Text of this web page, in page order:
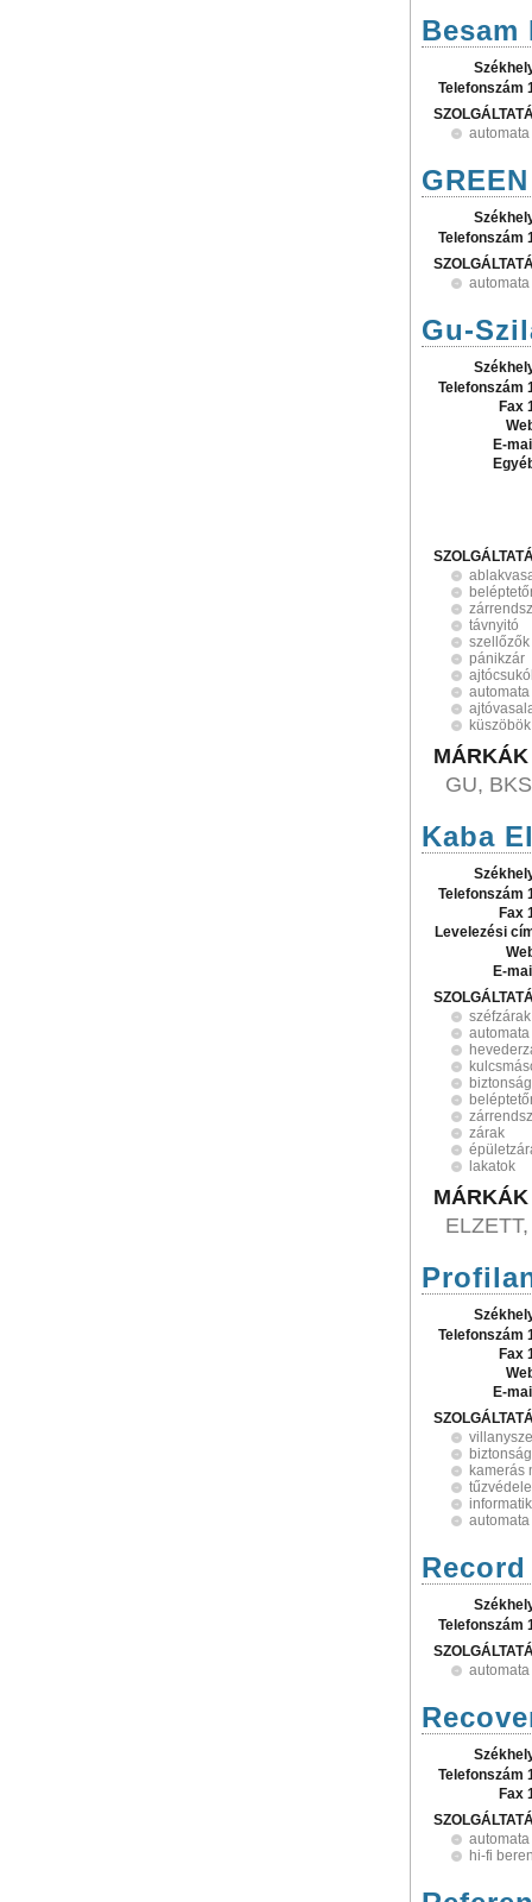
Besam
Telefonszám
Telefonszám
Gu-
Telefonszám
Fax
E-
távnyitó
szellőzők
pánikzár
küszöbök
MÁRKÁK
GU, BKS
Kaba
Telefonszám
Fax
Levelezési
E-
széfzárak
zárak
lakatok
MÁRKÁK
Telefonszám
Fax
E-
kamerás
Telefonszám
Telefonszám
Fax
hi-fi